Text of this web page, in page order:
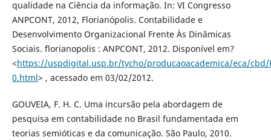
qualidade na Ciência da informação. In: VI Congresso
ANPCONT, 2012, Florianópolis. Contabilidade e
Desenvolvimento Organizacional Frente Às Dinâmicas
Sociais. florianopolis : ANPCONT, 2012. Disponível em?
<https://uspdigital.usp.br/tycho/producaoacademica/eca/cbd/
0.html> , acessado em 03/02/2012.
GOUVEIA, F. H. C. Uma incursão pela abordagem de
pesquisa em contabilidade no Brasil fundamentada em
teorias semióticas e da comunicação. São Paulo, 2010.